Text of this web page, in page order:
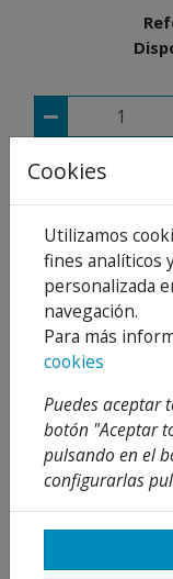
¡Este producto
Cookies
Utilizamos
fines analíticos
personalizada
navegación.
Para más
cookies
Puedes aceptar
botón "Aceptar
pulsando en el
configurarlas